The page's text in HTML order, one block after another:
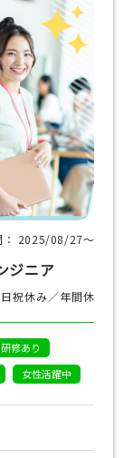
： 2025/08/27〜
ジニア
祝休み／年間休
研修あり
女性活躍中